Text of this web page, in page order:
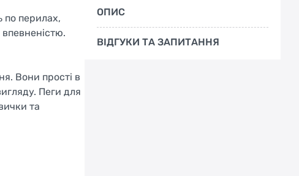
по перилах,
Вони прості в
Пеги для
та
ОПИС
ВІДГУКИ ТА ЗАПИТАННЯ